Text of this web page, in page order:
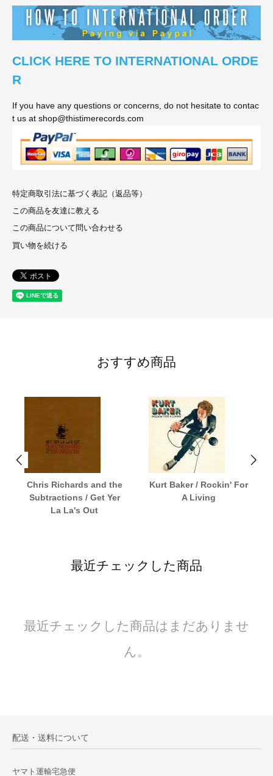
CLICK HERE TO INTERNATIONAL ORDE
R
If you have any questions or concerns, do not hesitate to contac
t us at shop@thistimerecords.com
特定商取引法に基づく表記（返品等）
この商品を友達に教える
この商品について問い合わせる
買い物を続ける
おすすめ商品
Chris Richards and the
Subtractions / Get Yer
La La's Out
Kurt Baker / Rockin' For
A Living
最近チェックした商品
最近チェックした商品はまだありませ
ん。
配送・送料について
ヤマト運輸宅急便